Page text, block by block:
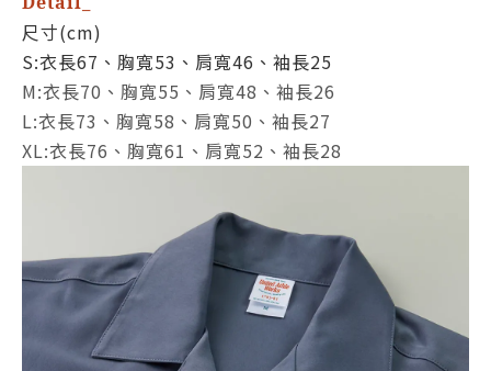
尺寸(cm)
S:衣長67、胸寬53、肩寬46、袖長25
M:衣長70、胸寬55、肩寬48、袖長26
L:衣長73、胸寬58、肩寬50、袖長27
XL:衣長76、胸寬61、肩寬52、袖長28